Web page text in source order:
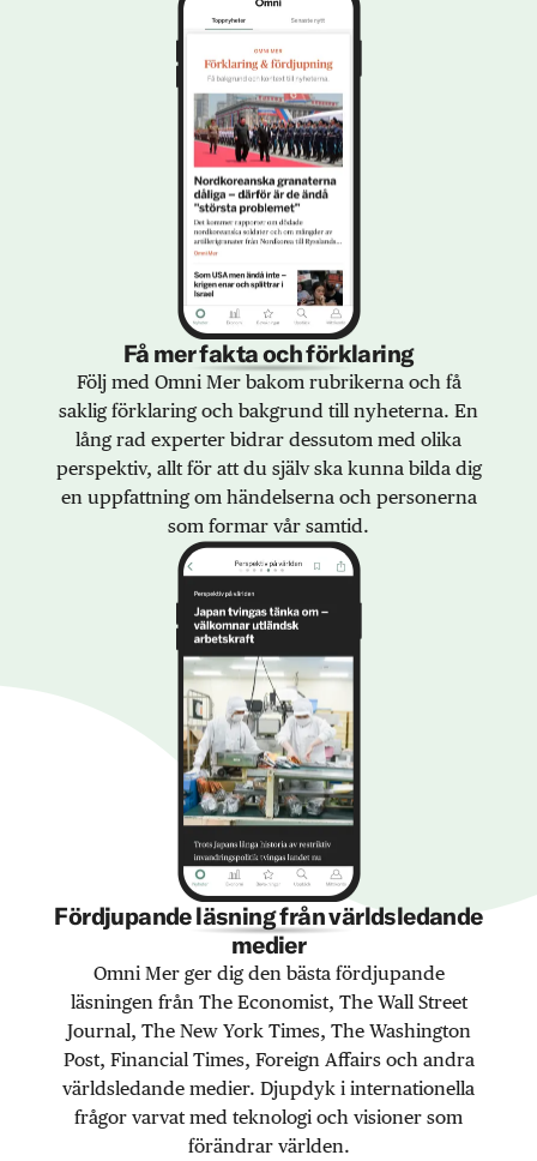
Få mer fakta och förklaring
Följ med Omni Mer bakom rubrikerna och få
saklig förklaring och bakgrund till nyheterna. En
lång rad experter bidrar dessutom med olika
perspektiv, allt för att du själv ska kunna bilda dig
en uppfattning om händelserna och personerna
som formar vår samtid.
Fördjupande läsning från världsledande
medier
Omni Mer ger dig den bästa fördjupande
läsningen från The Economist, The Wall Street
Journal, The New York Times, The Washington
Post, Financial Times, Foreign Affairs och andra
världsledande medier. Djupdyk i internationella
frågor varvat med teknologi och visioner som
förändrar världen.